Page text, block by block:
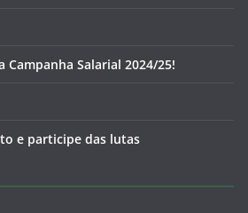
Salarial 2024/25!
e participe das lutas